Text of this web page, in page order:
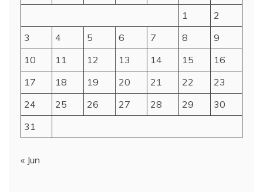
1
2
3
4 5 6 7 8
9
10
11 12 13 14 15
16
17
18 19 20 21 22
23
24
25 26 27 28 29
30
31
« Jun